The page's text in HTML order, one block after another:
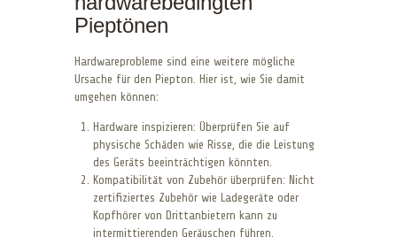
Pieptönen
Hardwareprobleme sind eine weitere mögliche
Ursache für den Piepton. Hier ist, wie Sie damit
umgehen können:
Hardware inspizieren: Überprüfen Sie auf
physische Schäden wie Risse, die die Leistung
des Geräts beeinträchtigen könnten.
Kompatibilität von Zubehör überprüfen: Nicht
zertifiziertes Zubehör wie Ladegeräte oder
Kopfhörer von Drittanbietern kann zu
intermittierenden Geräuschen führen.